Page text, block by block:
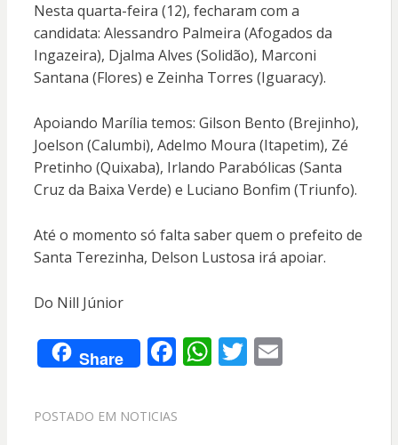
Nesta quarta-feira (12), fecharam com a
candidata: Alessandro Palmeira (Afogados da
Ingazeira), Djalma Alves (Solidão), Marconi
Santana (Flores) e Zeinha Torres (Iguaracy).
Apoiando Marília temos: Gilson Bento (Brejinho),
Joelson (Calumbi), Adelmo Moura (Itapetim), Zé
Pretinho (Quixaba), Irlando Parabólicas (Santa
Cruz da Baixa Verde) e Luciano Bonfim (Triunfo).
Até o momento só falta saber quem o prefeito de
Santa Terezinha, Delson Lustosa irá apoiar.
Do Nill Júnior
Share F
e
W T E
POSTADO EM NOTICIAS